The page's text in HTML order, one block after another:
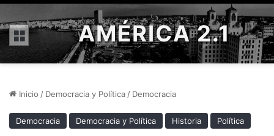
Menú AMÉRICA 2.1
Inicio / Democracia y Política / Democracia
Democracia Democracia y Política Historia Política